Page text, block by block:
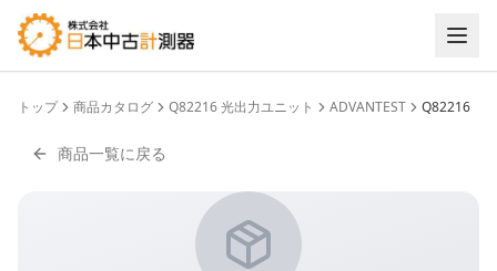
トップ 商品カタログ Q82216 光出力ユニット ADVANTEST Q82216
商品一覧に戻る